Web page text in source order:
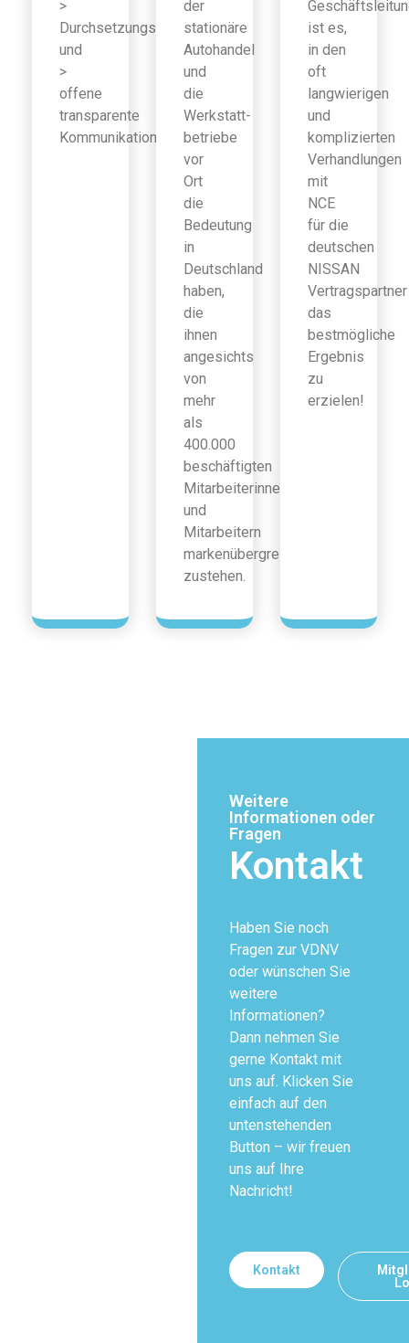
>
Durchsetzungsfähigkeit
und
>
offene
transparente
Kommunikation
der
stationäre
Autohandel
und
die
Werkstatt-
betriebe
vor
Ort
die
Bedeutung
in
Deutschland
haben,
die
ihnen
angesichts
von
mehr
als
400.000
beschäftigten
Mitarbeiterinnen
und
Mitarbeitern
markenübergreifend
zustehen.
ist es,
in den
oft
langwierigen
und
komplizierten
Verhandlungen
mit
NCE
für die
deutschen
NISSAN
Vertragspartner
das
bestmögliche
Ergebnis
zu
erzielen!
Weitere
Informationen oder
Fragen
Kontakt
Haben Sie noch
Fragen zur VDNV
oder wünschen Sie
weitere
Informationen?
Dann nehmen Sie
gerne Kontakt mit
uns auf. Klicken Sie
einfach auf den
untenstehenden
Button – wir freuen
uns auf Ihre
Nachricht!
Kontakt